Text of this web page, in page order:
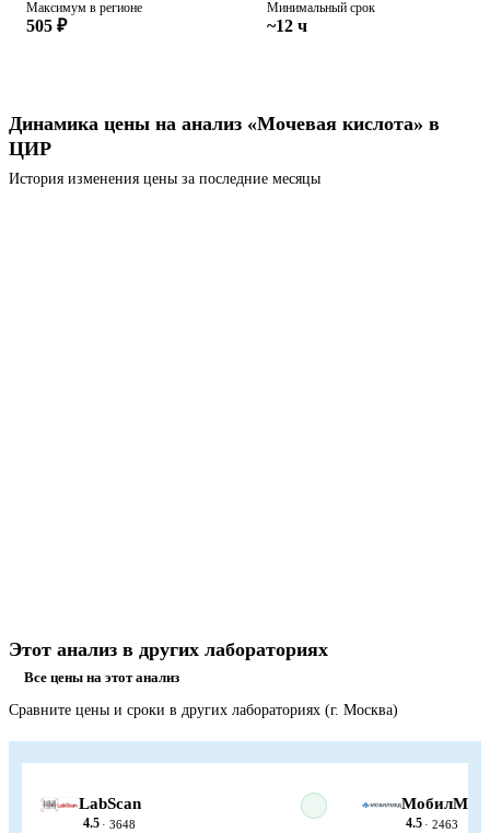
Максимум в регионе
505 ₽
Минимальный срок
~12 ч
Динамика цены на анализ «Мочевая кислота» в
ЦИР
История изменения цены за последние месяцы
Этот анализ в других лабораториях
Все цены на этот анализ
Сравните цены и сроки в других лабораториях (г. Москва)
LabScan
4.5 · 3648
МобилМед
4.5 · 2463